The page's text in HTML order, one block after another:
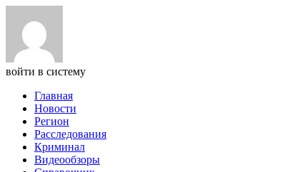
войти в систему
Главная
Новости
Регион
Расследования
Криминал
Видеообзоры